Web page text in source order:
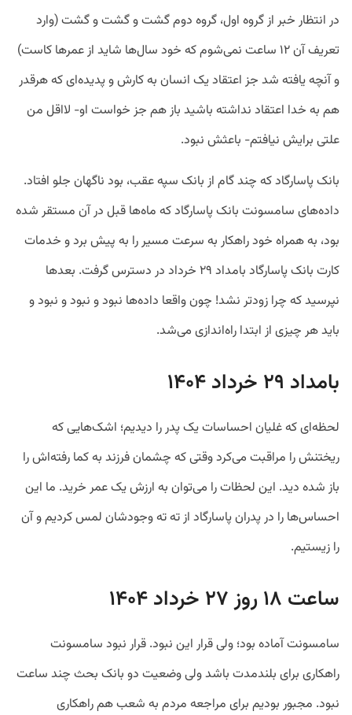
در انتظار خبر از گروه اول، گروه دوم گشت و گشت و گشت (وارد
تعریف آن ۱۲ ساعت نمی‌شوم که خود سال‌ها شاید از عمرها کاست)
و آنچه یافته شد جز اعتقاد یک انسان به کارش و پدیده‌ای که هرقدر
هم به خدا اعتقاد نداشته باشید باز هم جز خواست او- لااقل من
علتی برایش نیافتم- باعثش نبود.
بانک پاسارگاد که چند گام از بانک سپه عقب، بود ناگهان جلو افتاد.
داده‌های سامسونت بانک پاسارگاد که ماه‌ها قبل در آن مستقر شده
بود، به همراه خود راهکار به سرعت مسیر را به پیش برد و خدمات
کارت بانک پاسارگاد بامداد ۲۹ خرداد در دسترس گرفت. بعدها
نپرسید که چرا زودتر نشد! چون واقعا داده‌ها نبود و نبود و نبود و
باید هر چیزی از ابتدا راه‌اندازی می‌شد.
بامداد ۲۹ خرداد ۱۴۰۴
لحظه‌ای که غلیان احساسات یک پدر را دیدیم؛ اشک‌هایی که
ریختنش را مراقبت می‌کرد وقتی که چشمان فرزند به کما رفته‌اش را
باز شده دید. این لحظات را می‌توان به ارزش یک عمر خرید. ما این
احساس‌ها را در پدران پاسارگاد از ته ته وجودشان لمس کردیم و آن
را زیستیم.
ساعت ۱۸ روز ۲۷ خرداد ۱۴۰۴
سامسونت آماده بود؛ ولی قرار این نبود. قرار نبود سامسونت
راهکاری برای بلندمدت باشد ولی وضعیت دو بانک بحث چند ساعت
نبود. مجبور بودیم برای مراجعه مردم به شعب هم راهکاری